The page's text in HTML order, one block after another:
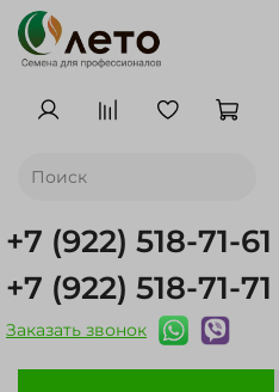
+7 (922) 518-71-61
+7 (922) 518-71-71
Заказать звонок